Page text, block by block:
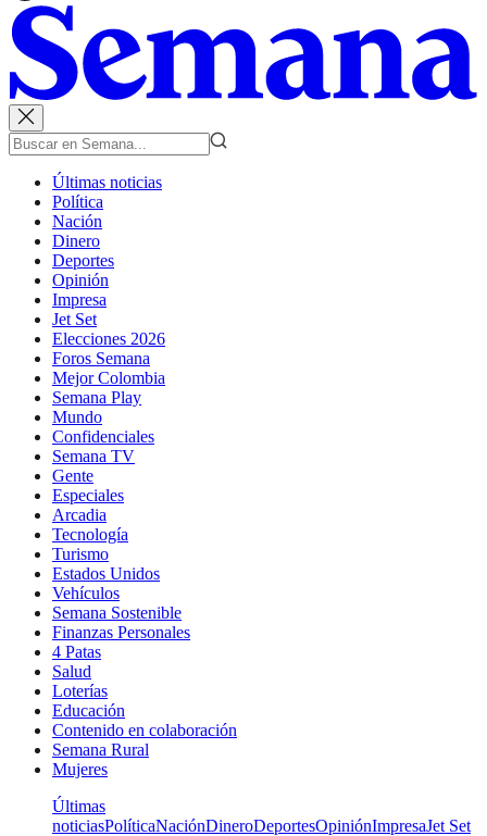
Últimas noticias
Política
Nación
Dinero
Deportes
Opinión
Impresa
Jet Set
Elecciones 2026
Foros Semana
Mejor Colombia
Semana Play
Mundo
Confidenciales
Semana TV
Gente
Especiales
Arcadia
Tecnología
Turismo
Estados Unidos
Vehículos
Semana Sostenible
Finanzas Personales
4 Patas
Salud
Loterías
Educación
Contenido en colaboración
Semana Rural
Mujeres
Últimas
noticiasPolíticaNaciónDineroDeportesOpiniónImpresaJet Set